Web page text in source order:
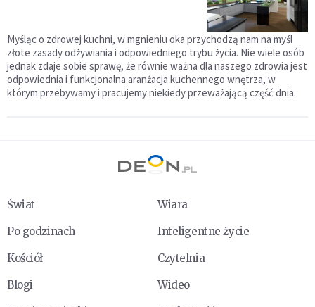
Myśląc o zdrowej kuchni, w mgnieniu oka przychodzą nam na myśl
złote zasady odżywiania i odpowiedniego trybu życia. Nie wiele osób
jednak zdaje sobie sprawę, że równie ważna dla naszego zdrowia jest
odpowiednia i funkcjonalna aranżacja kuchennego wnętrza, w
którym przebywamy i pracujemy niekiedy przeważającą część dnia.
Świat
Wiara
Po godzinach
Inteligentne życie
Kościół
Czytelnia
Blogi
Wideo